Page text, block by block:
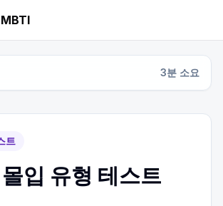
3분 소요
트
입 유형 테스트